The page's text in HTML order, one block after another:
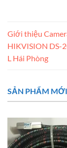
Giới thiệu
HIKVISION DS-
L Hái Phòng
SẢN PHẨM MỚI